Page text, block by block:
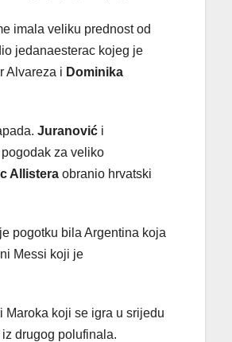
imala veliku prednost od
jedanaesterac kojeg je
Alvareza i Dominika
Juranović i
za veliko
Allistera obranio hrvatski
pogotku bila Argentina koja
Messi koji je
koji se igra u srijedu
drugog polufinala.